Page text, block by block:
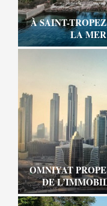
À SAINT-
LA
OMNIYAT
DE